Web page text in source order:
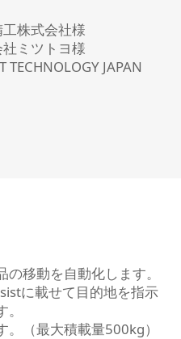
株式会社様
ミツトヨ様
JAPAN
移動を自動化します。
に載せて目的地を指示
（最大積載量500kg）